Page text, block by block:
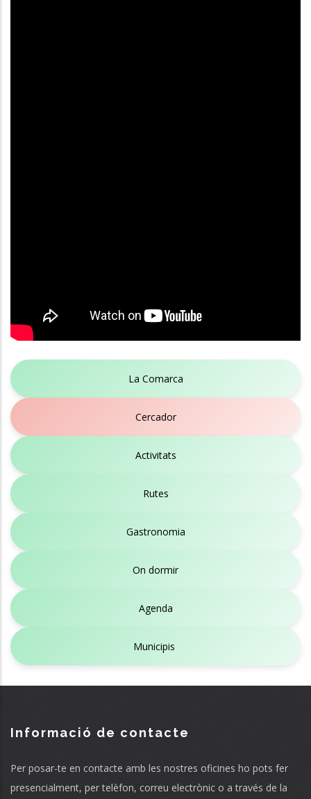
La Comarca
Cercador
Activitats
Rutes
Gastronomia
On dormir
Agenda
Municipis
Informació de contacte
Per posar-te en contacte amb les nostres oficines ho pots fer
presencialment, per telèfon, correu electrònic o a través de la